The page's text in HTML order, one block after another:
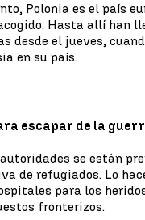
Polonia es el país
Hasta allí han
desde el jueves,
en su país.
escapar de la
se están
de refugiados. Lo
para los
fronterizos.